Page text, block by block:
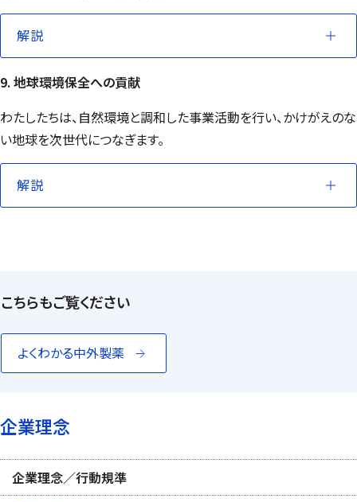
解説
9. 地球環境保全への貢献
わたしたちは、自然環境と調和した事業活動を行い、かけがえのな
い地球を次世代につなぎます。
解説
こちらもご覧ください
よくわかる中外製薬
企業理念
企業理念／行動規準